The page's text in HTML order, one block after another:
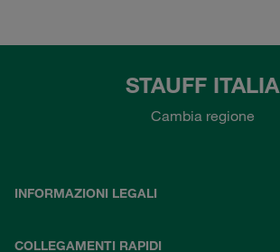
STAUFF ITALIA
Cambia regione
INFORMAZIONI LEGALI
COLLEGAMENTI RAPIDI